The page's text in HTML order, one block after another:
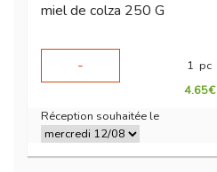
miel de colza 250 G
-
1 pc
4.65€
Réception souhaitée le